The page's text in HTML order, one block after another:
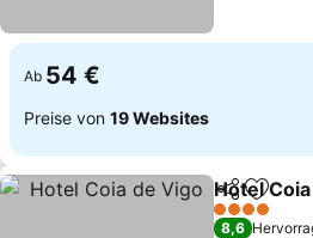
Ab 54 €
Preise von 19 Websites
TeilenZu
Hotel
4 Sterne
8,6